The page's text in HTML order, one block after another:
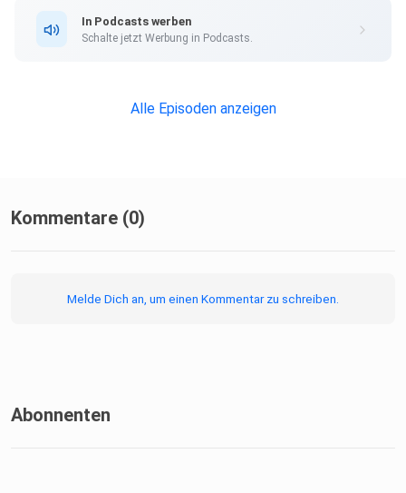
In Podcasts werben
Schalte jetzt Werbung in Podcasts.
Alle Episoden anzeigen
Kommentare (0)
Melde Dich an, um einen Kommentar zu schreiben.
Abonnenten